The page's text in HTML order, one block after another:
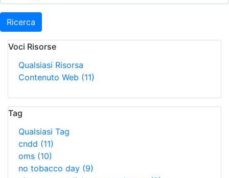
Ricerca
Voci Risorse
Qualsiasi Risorsa
Contenuto Web (11)
Tag
Qualsiasi Tag
cndd (11)
oms (10)
no tobacco day (9)